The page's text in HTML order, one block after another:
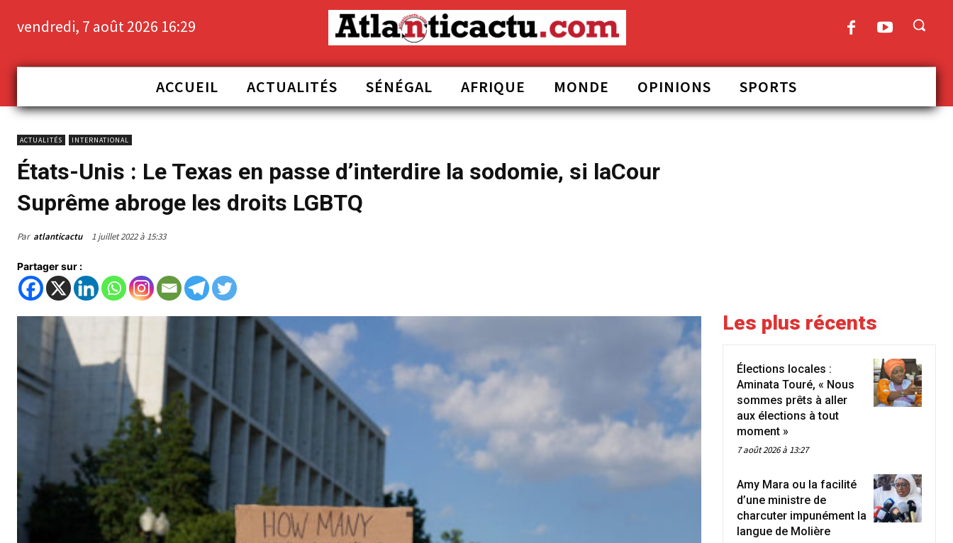
vendredi, 7 août 2026 16:29
ACCUEIL ACTUALITÉS SÉNÉGAL AFRIQUE MONDE OPINIONS SPORTS
ACTUALITÉS INTERNATIONAL
États-Unis : Le Texas en passe d’interdire la sodomie, si laCour
Suprême abroge les droits LGBTQ
Par atlanticactu 1 juillet 2022 à 15:33
Partager sur :
Les plus récents
Élections locales :
Aminata Touré, « Nous
sommes prêts à aller
aux élections à tout
moment »
7 août 2026 à 13:27
Amy Mara ou la facilité
d’une ministre de
charcuter impunément la
langue de Molière